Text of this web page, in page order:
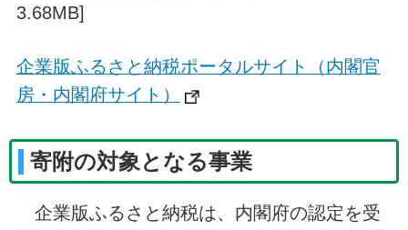
3.68MB]
企業版ふるさと納税ポータルサイト（内閣官
房・内閣府サイト）
寄附の対象となる事業
企業版ふるさと納税は、内閣府の認定を受